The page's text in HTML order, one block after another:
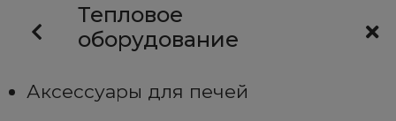
Тепловое
оборудование
Аксессуары для печей